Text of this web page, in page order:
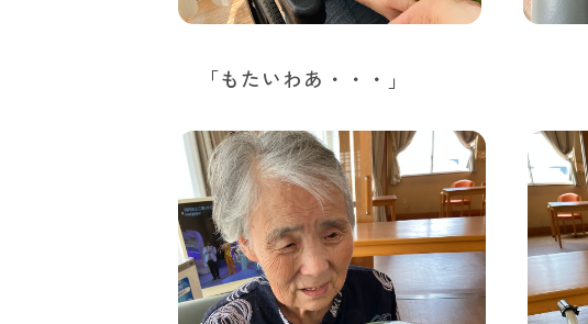
「もたいわあ・・・」 「い